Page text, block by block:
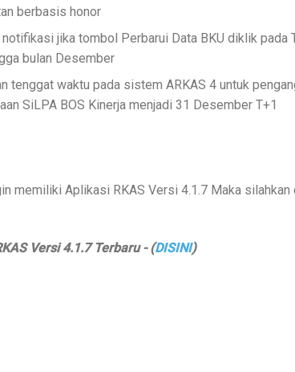
berbasis honor
jika tombol Perbarui Data BKU diklik pada
bulan Desember
tenggat waktu pada sistem ARKAS 4 untuk
SiLPA BOS Kinerja menjadi 31 Desember T+1
memiliki Aplikasi RKAS Versi 4.1.7 Maka
Versi 4.1.7 Terbaru - (DISINI)